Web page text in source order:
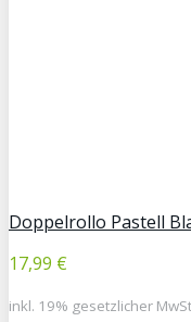
Doppelrollo Pastell
17,99 €
inkl. 19% gesetzlicher